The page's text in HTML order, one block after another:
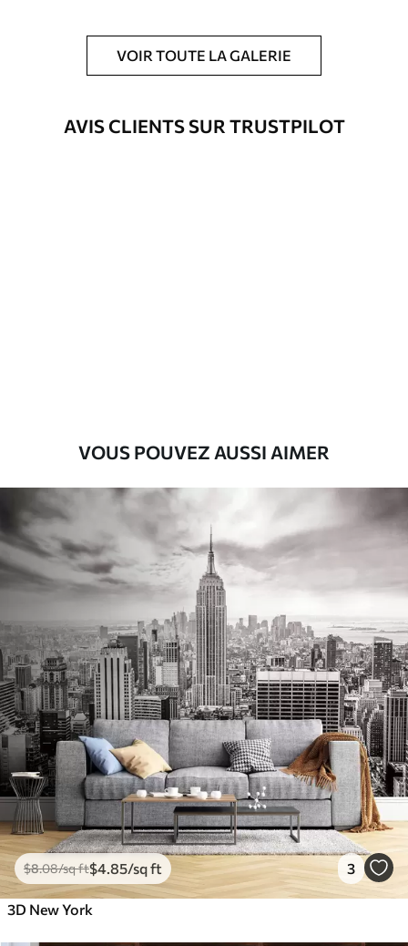
VOIR TOUTE LA GALERIE
AVIS CLIENTS SUR TRUSTPILOT
VOUS POUVEZ AUSSI AIMER
$8.08/sq ft$4 .85/sq ft 3
3D New York